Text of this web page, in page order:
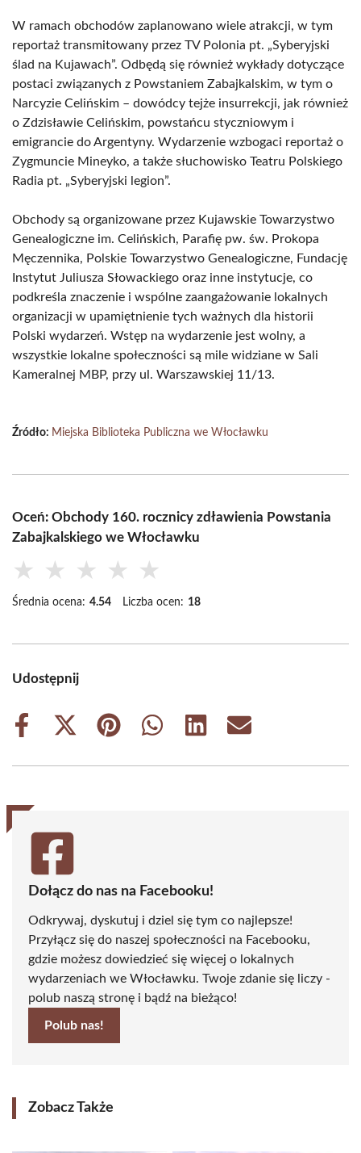
W ramach obchodów zaplanowano wiele atrakcji, w tym
reportaż transmitowany przez TV Polonia pt. „Syberyjski
ślad na Kujawach”. Odbędą się również wykłady dotyczące
postaci związanych z Powstaniem Zabajkalskim, w tym o
Narcyzie Celińskim – dowódcy tejże insurrekcji, jak również
o Zdzisławie Celińskim, powstańcu styczniowym i
emigrancie do Argentyny. Wydarzenie wzbogaci reportaż o
Zygmuncie Mineyko, a także słuchowisko Teatru Polskiego
Radia pt. „Syberyjski legion”.
Obchody są organizowane przez Kujawskie Towarzystwo
Genealogiczne im. Celińskich, Parafię pw. św. Prokopa
Męczennika, Polskie Towarzystwo Genealogiczne, Fundację
Instytut Juliusza Słowackiego oraz inne instytucje, co
podkreśla znaczenie i wspólne zaangażowanie lokalnych
organizacji w upamiętnienie tych ważnych dla historii
Polski wydarzeń. Wstęp na wydarzenie jest wolny, a
wszystkie lokalne społeczności są mile widziane w Sali
Kameralnej MBP, przy ul. Warszawskiej 11/13.
Źródło: Miejska Biblioteka Publiczna we Włocławku
Oceń: Obchody 160. rocznicy zdławienia Powstania
Zabajkalskiego we Włocławku
★ ★ ★ ★ ★
Średnia ocena: 4.54 Liczba ocen: 18
Udostępnij
Share
Share
(Twitter)
Share
Share
Share
Share
Dołącz do nas na Facebooku!
Odkrywaj, dyskutuj i dziel się tym co najlepsze!
Przyłącz się do naszej społeczności na Facebooku,
gdzie możesz dowiedzieć się więcej o lokalnych
wydarzeniach we Włocławku. Twoje zdanie się liczy -
polub naszą stronę i bądź na bieżąco!
Polub nas!
Zobacz Także